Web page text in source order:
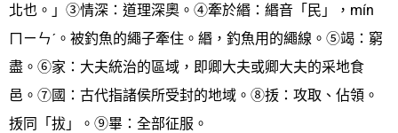
北也。」③情深：道理深奧。④牽於緡：緡音「民」，mín
ㄇㄧㄣˊ。被釣魚的繩子牽住。緡，釣魚用的繩線。⑤竭：窮
盡。⑥家：大夫統治的區域，即卿大夫或卿大夫的采地食
邑。⑦國：古代指諸侯所受封的地域。⑧㧞：攻取、佔領。
㧞同「拔」。⑨畢：全部征服。